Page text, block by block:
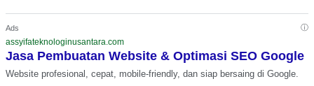
Ads ⓘ
assyifateknologinusantara.com
Jasa Pembuatan Website & Optimasi SEO Google
Website profesional, cepat, mobile-friendly, dan siap bersaing di Google.